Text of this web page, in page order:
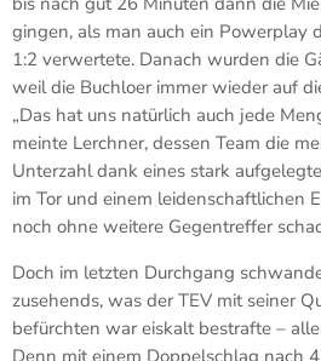
gingen, als man auch ein Powerplay
1:2 verwertete. Danach wurden die
weil die Buchloer immer wieder auf
„Das hat uns natürlich auch jede
meinte Lerchner, dessen Team die
Unterzahl dank eines stark
im Tor und einem leidenschaftlichen
noch ohne weitere Gegentreffer
Doch im letzten Durchgang
zusehends, was der TEV mit seiner
befürchten war eiskalt bestrafte –
Denn mit einem Doppelschlag nach